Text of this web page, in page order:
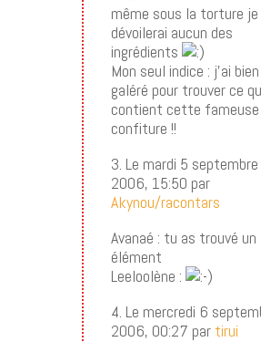
même sous la torture je
dévoilerai aucun des
ingrédients
Mon seul indice : j’ai bien
galéré pour trouver ce
contient cette fameuse
confiture !!
3. Le mardi 5 septembre
2006, 15:50 par
Akynou/racontars
Avanaé : tu as trouvé un
élément
Leeloolène :
4. Le mercredi 6
2006, 00:27 par tirui